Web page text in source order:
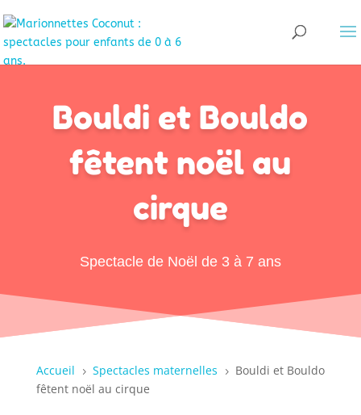
Bouldi et Bouldo
fêtent noël au
cirque
Spectacle de Noël de 3 à 7 ans
Accueil 5 Spectacles maternelles 5
Bouldi et Bouldo
fêtent noël au cirque